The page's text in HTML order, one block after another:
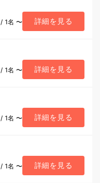
/ 1名 〜 詳細を見る
/ 1名 〜 詳細を見る
/ 1名 〜 詳細を見る
/ 1名 〜 詳細を見る